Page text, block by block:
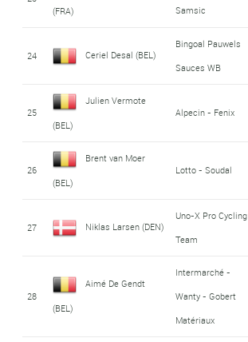
(FRA)
Samsic
24 Ceriel Desal (BEL)
Bingoal Pauwels
Sauces WB
25
Julien Vermote
(BEL)
Alpecin - Fenix
26
Brent van Moer
(BEL)
Lotto - Soudal
27 Niklas Larsen (DEN)
Uno-X Pro Cycling
Team
28
Aimé De Gendt
(BEL)
Intermarché -
Wanty - Gobert
Matériaux